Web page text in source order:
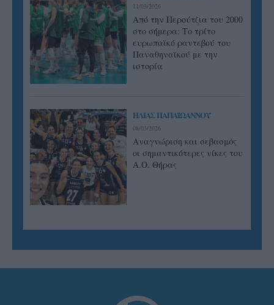
11/03/2026
Από την Περούτζια του 2000
στο σήμερα: Tο τρίτο
ευρωπαϊκό ραντεβού του
Παναθηναϊκού με την
ιστορία
ΗΛΙΑΣ ΠΑΠΑΪΩΑΝΝΟΥ
08/03/2026
Αναγνώριση και σεβασμός
οι σημαντικότερες νίκες του
Α.Ο. Θήρας